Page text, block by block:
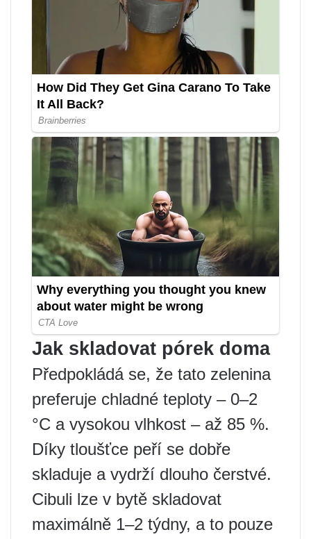
Jak skladovat pórek doma
Předpokládá se, že tato zelenina
preferuje chladné teploty – 0–2
°C a vysokou vlhkost – až 85 %.
Díky tloušťce peří se dobře
skladuje a vydrží dlouho čerstvé.
Cibuli lze v bytě skladovat
maximálně 1–2 týdny, a to pouze